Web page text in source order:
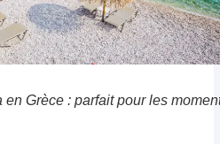
Grèce : parfait pour les